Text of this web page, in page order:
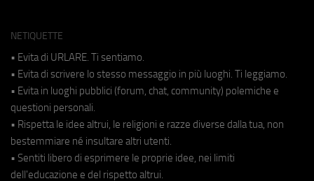
NETIQUETTE
• Evita di URLARE. Ti sentiamo.
• Evita di scrivere lo stesso messaggio in più luoghi. Ti leggiamo.
• Evita in luoghi pubblici (forum, chat, community) polemiche e
questioni personali.
• Rispetta le idee altrui, le religioni e razze diverse dalla tua, non
bestemmiare né insultare altri utenti.
• Sentiti libero di esprimere le proprie idee, nei limiti
dell'educazione e del rispetto altrui.